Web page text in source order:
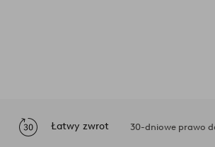
Łatwy zwrot 30-dniowe prawo